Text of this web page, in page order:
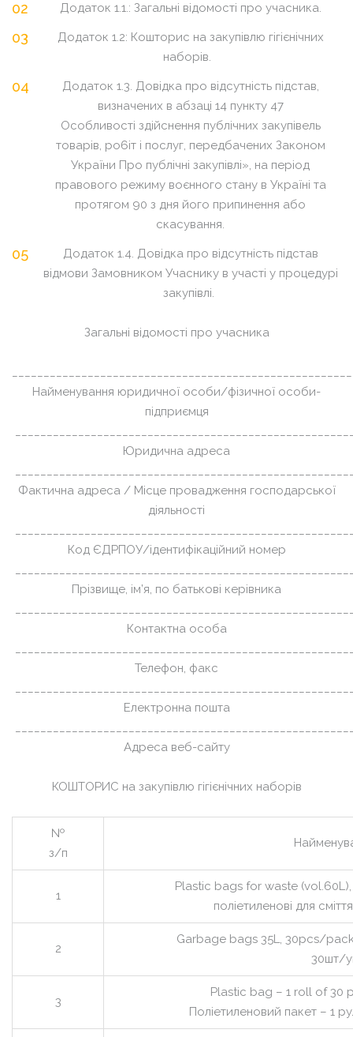
Додаток 1.1.: Загальні відомості про учасника.
Додаток 1.2: Кошторис на закупівлю гігієнічних
наборів.
Додаток 1.3. Довідка про відсутність підстав,
визначених в абзаці 14 пункту 47
Особливості здійснення публічних закупівель
товарів, pо6iт i послуг, передбачених Законом
України Про публічні закупівлі», на період
правового режиму воєнного стану в Україні та
протягом 90 з дня його припинення або
скасування.
Додаток 1.4. Довідка про відсутність підстав
відмови Замовником Учаснику в участі у процедурі
закупівлі.
Загальні відомості про учасника
Найменування юридичної особи/фізичної особи-
підприємця
Юридична адреса
Фактична адреса / Місце провадження господарської
діяльності
Код ЄДРПОУ/ідентифікаційний номер
Прізвище, ім’я, по батькові керівника
Контактна особа
Телефон, факс
Електронна пошта
Адреса веб-сайту
КОШТОРИС на закупівлю гігієнічних наборів
№
з/п
1
Plastic bags for waste
поліетиленові для
2
Garbage bags 35L, 30pcs/
30шт/
3
Plastic bag – 1 roll of 30
Поліетиленовий пакет – 1